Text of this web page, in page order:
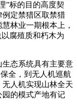
”标的目的高度契
定禁猎区取禁猎
林业一期根本上，
腐殖质和朽木为
态系统具有主要意
全，到无人机巡航
人机实现山林全天
的模式产地有记